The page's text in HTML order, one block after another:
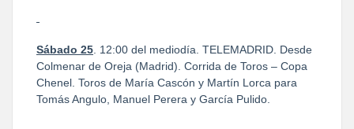
Sábado 25 . 12:00 del mediodía. TELEMADRID. Desde
Colmenar de Oreja (Madrid). Corrida de Toros – Copa
Chenel. Toros de María Cascón y Martín Lorca para
Tomás Angulo, Manuel Perera y García Pulido.